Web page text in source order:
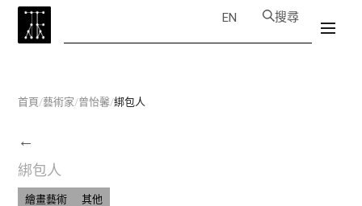
EN 搜尋
首頁/藝術家/曾怡馨/綁包人
←
綁包人
繪畫藝術 其他